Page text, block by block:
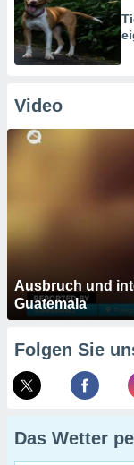
Video
Ausbruch und
Guatemala
Folgen Sie
Das Wetter